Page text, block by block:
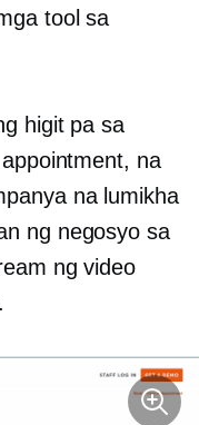
tool sa
higit pa sa
na
na lumikha
ng negosyo sa
ng video